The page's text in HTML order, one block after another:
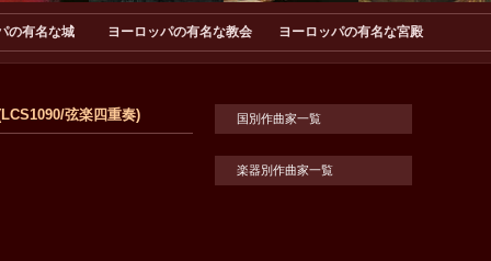
の有名な城 ヨーロッパの有名な教会 ヨーロッパの有名な宮殿
弦楽四重奏) 国別作曲家一覧
楽器別作曲家一覧